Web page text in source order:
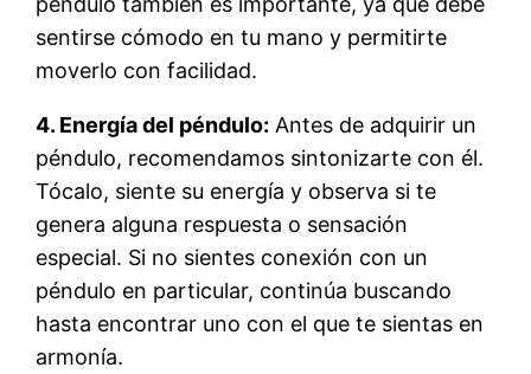
sentirse cómodo en tu mano y permitirte
moverlo con facilidad.
4. Energía del péndulo: Antes de adquirir un
péndulo, recomendamos sintonizarte con él.
Tócalo, siente su energía y observa si te
genera alguna respuesta o sensación
especial. Si no sientes conexión con un
péndulo en particular, continúa buscando
hasta encontrar uno con el que te sientas en
armonía.